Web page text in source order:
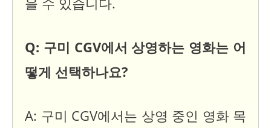
Q: 구미 CGV에서 상영하는 영화는 어
떻게 선택하나요?
A: 구미 CGV에서는 상영 중인 영화 목